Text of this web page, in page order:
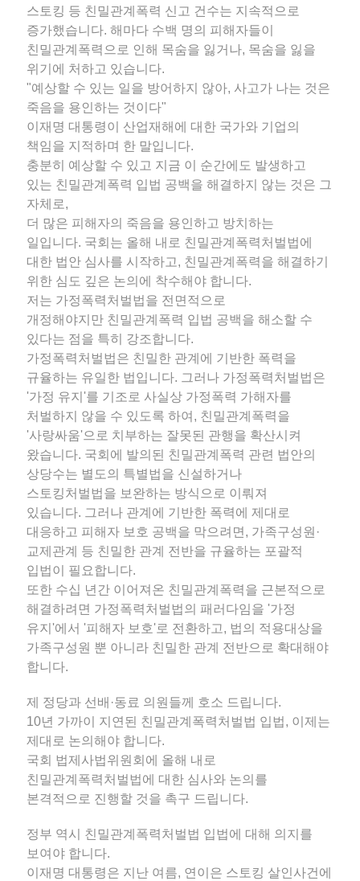
스토킹 등 친밀관계폭력 신고 건수는 지속적으로
증가했습니다. 해마다 수백 명의 피해자들이
친밀관계폭력으로 인해 목숨을 잃거나, 목숨을 잃을
위기에 처하고 있습니다.
"예상할 수 있는 일을 방어하지 않아, 사고가 나는 것은
죽음을 용인하는 것이다"
이재명 대통령이 산업재해에 대한 국가와 기업의
책임을 지적하며 한 말입니다.
충분히 예상할 수 있고 지금 이 순간에도 발생하고
있는 친밀관계폭력 입법 공백을 해결하지 않는 것은 그
자체로,
더 많은 피해자의 죽음을 용인하고 방치하는
일입니다. 국회는 올해 내로 친밀관계폭력처벌법에
대한 법안 심사를 시작하고, 친밀관계폭력을 해결하기
위한 심도 깊은 논의에 착수해야 합니다.
저는 가정폭력처벌법을 전면적으로
개정해야지만 친밀관계폭력 입법 공백을 해소할 수
있다는 점을 특히 강조합니다.
가정폭력처벌법은 친밀한 관계에 기반한 폭력을
규율하는 유일한 법입니다. 그러나 가정폭력처벌법은
'가정 유지'를 기조로 사실상 가정폭력 가해자를
처벌하지 않을 수 있도록 하여, 친밀관계폭력을
'사랑싸움'으로 치부하는 잘못된 관행을 확산시켜
왔습니다. 국회에 발의된 친밀관계폭력 관련 법안의
상당수는 별도의 특별법을 신설하거나
스토킹처벌법을 보완하는 방식으로 이뤄져
있습니다. 그러나 관계에 기반한 폭력에 제대로
대응하고 피해자 보호 공백을 막으려면, 가족구성원·
교제관계 등 친밀한 관계 전반을 규율하는 포괄적
입법이 필요합니다.
또한 수십 년간 이어져온 친밀관계폭력을 근본적으로
해결하려면 가정폭력처벌법의 패러다임을 '가정
유지'에서 '피해자 보호'로 전환하고, 법의 적용대상을
가족구성원 뿐 아니라 친밀한 관계 전반으로 확대해야
합니다.
제 정당과 선배·동료 의원들께 호소 드립니다.
10년 가까이 지연된 친밀관계폭력처벌법 입법, 이제는
제대로 논의해야 합니다.
국회 법제사법위원회에 올해 내로
친밀관계폭력처벌법에 대한 심사와 논의를
본격적으로 진행할 것을 촉구 드립니다.
정부 역시 친밀관계폭력처벌법 입법에 대해 의지를
보여야 합니다.
이재명 대통령은 지난 여름, 연이은 스토킹 살인사건에